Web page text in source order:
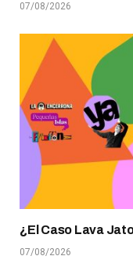
07/08/2026
¿El Caso Lava
07/08/2026